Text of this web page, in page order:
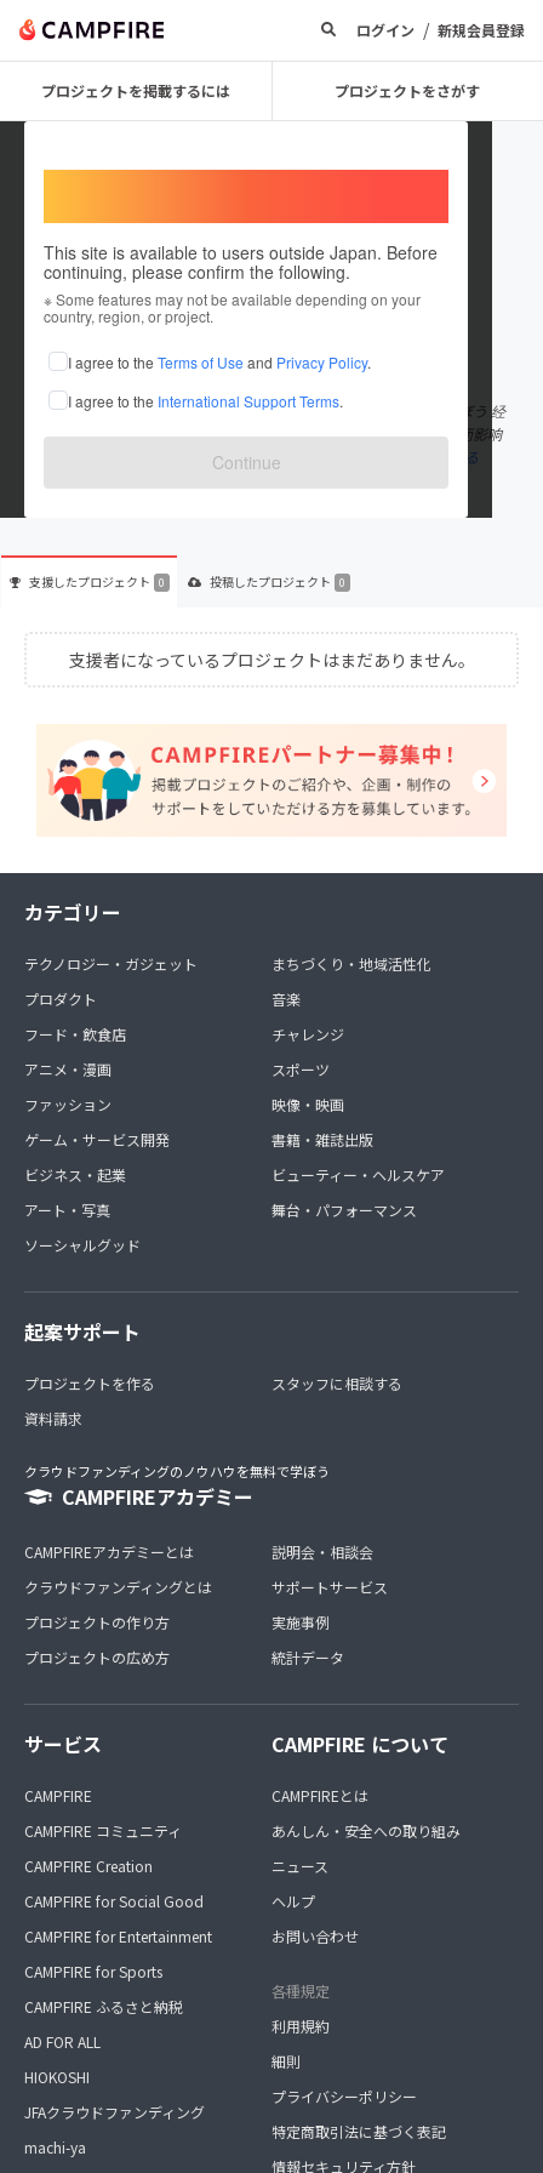
ログイン / 新規会員登録
プロジェクトを掲載するには プロジェクトをさがす
This site is available to users outside Japan. Before
continuing, please confirm the following.
※ Some features may not be available depending on your
country, region, or project.
I agree to the Terms of Use and Privacy Policy.
I agree to the International Support Terms.
Continue
zBoBLWcV
在住国：日本
出身国：日本
経済指標と株式市場の関係性：インフレ、金利、為替の影響を学ぼう 经
济指标对股市有重要影响。通货膨胀率上升可能导致央行加息，进而影响
股市表现。汇率波动也会影响出口企业和进口企业的盈利
もっと見る
支援したプロジェクト 0 投稿したプロジェクト 0
支援者になっているプロジェクトはまだありません。
カテゴリー
テクノロジー・ガジェット
プロダクト
フード・飲食店
アニメ・漫画
ファッション
ゲーム・サービス開発
ビジネス・起業
アート・写真
ソーシャルグッド
まちづくり・地域活性化
音楽
チャレンジ
スポーツ
映像・映画
書籍・雑誌出版
ビューティー・ヘルスケア
舞台・パフォーマンス
起案サポート
プロジェクトを作る
資料請求
スタッフに相談する
クラウドファンディングのノウハウを無料で学ぼう
CAMPFIREアカデミー
CAMPFIREアカデミーとは
クラウドファンディングとは
プロジェクトの作り方
プロジェクトの広め方
説明会・相談会
サポートサービス
実施事例
統計データ
サービス
CAMPFIRE
CAMPFIRE コミュニティ
CAMPFIRE Creation
CAMPFIRE for Social Good
CAMPFIRE for Entertainment
CAMPFIRE for Sports
CAMPFIRE ふるさと納税
AD FOR ALL
HIOKOSHI
JFAクラウドファンディング
machi-ya
CAMPFIRE について
CAMPFIREとは
あんしん・安全への取り組み
ニュース
ヘルプ
お問い合わせ
各種規定
利用規約
細則
プライバシーポリシー
特定商取引法に基づく表記
情報セキュリティ方針